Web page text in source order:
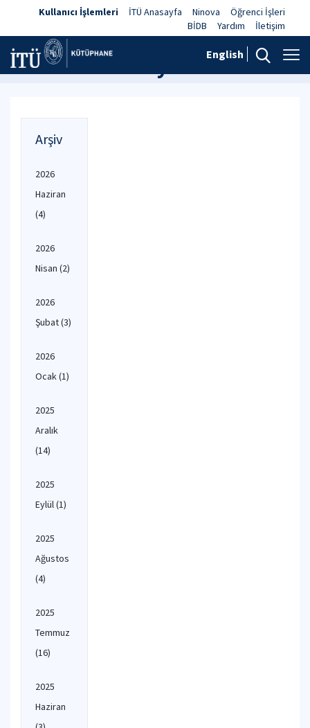
Kullanıcı İşlemleri İTÜ Anasayfa Ninova
Öğrenci İşleri
BİDB
Yardım İletişim
English
Haberler ve Duyurular
Arşiv
2026
Haziran
(4)
2026
Nisan (2)
2026
Şubat(3)
2026
Ocak(1)
2025
Aralık
(14)
2025
Eylül(1)
2025
Ağustos
(4)
2025
Temmuz
(16)
2025
Haziran